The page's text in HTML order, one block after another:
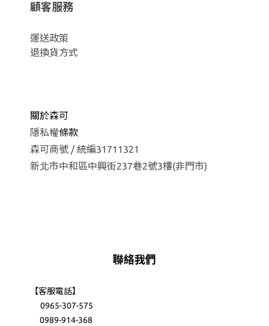
顧客服務
運送政策
退換貨方式
關於森可
隱私權條款
森可商號 / 統編31711321
新北市中和區中興街237巷2號3樓(非門市)
聯絡我們
【客服電話】
0965-307-575
0989-914-368